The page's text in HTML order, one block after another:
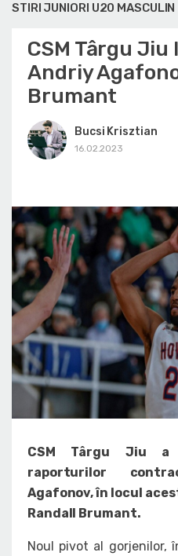
STIRI JUNIORI U20 MASCULIN
CSM Târgu
Andriy
Brumant
Bucsi Krisztian
16.02.2023
CSM Târgu Jiu a
raporturilor
Agafonov, în locul
Randall Brumant.
Noul pivot al gorjenilor,